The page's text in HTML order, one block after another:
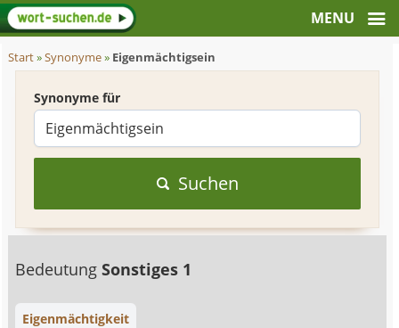
Start»Synonyme» Eigenmächtigsein
Synonyme für
Suchen
BedeutungSonstiges 1
Eigenmächtigkeit